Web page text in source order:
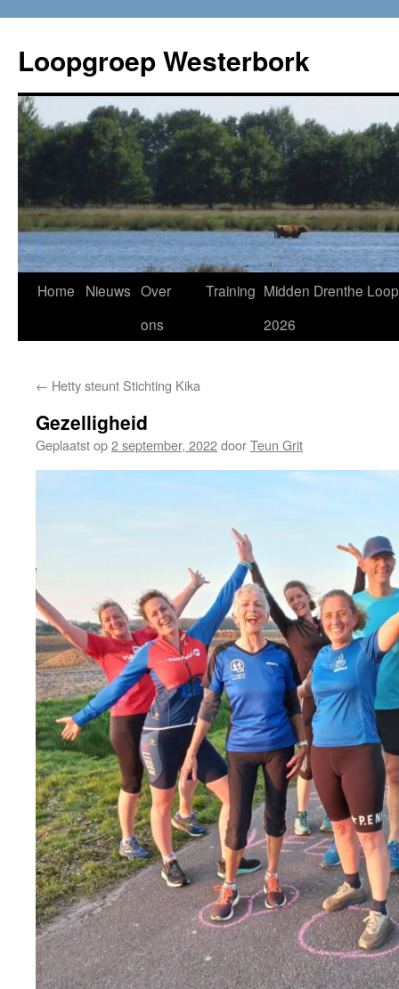
Loopgroep Westerbork
Home Nieuws Over
ons
Training Midden Drenthe Loop
2026
← Hetty steunt Stichting Kika
Gezelligheid
Geplaatst op2 september, 2022doorTeun Grit